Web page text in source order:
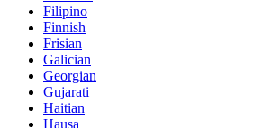
Filipino
Finnish
Frisian
Galician
Georgian
Gujarati
Haitian
Hausa